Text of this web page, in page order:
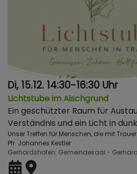
Di, 15.12. 14:30-16:30 Uhr
Lichtstube im Aischgrund
Ein geschützter Raum für
Verständnis und ein Licht in
Unser Treffen für Menschen, die mit
Pfr. Johannes Kestler
Gerhardshofen Gemeindesaal -